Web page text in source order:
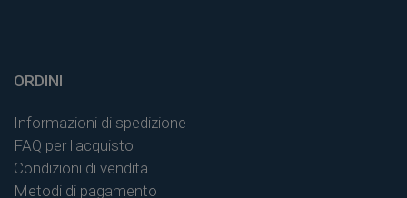
ORDINI
Informazioni di spedizione
FAQ per l'acquisto
Condizioni di vendita
Metodi di pagamento